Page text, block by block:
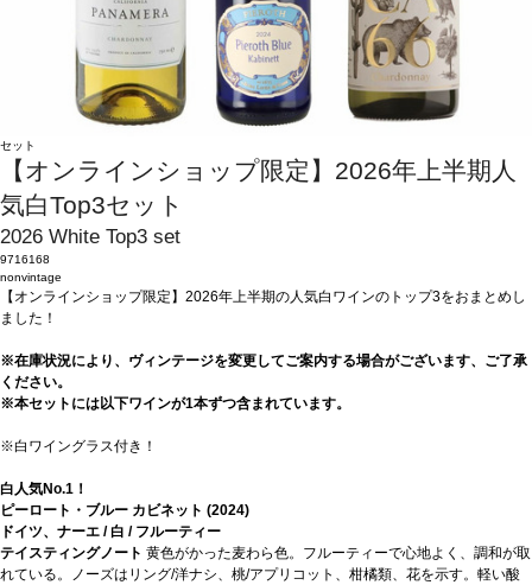
セット
【オンラインショップ限定】2026年上半期人
気白Top3セット
2026 White Top3 set
9716168
nonvintage
【オンラインショップ限定】2026年上半期の人気白ワインのトップ3をおまとめし
ました！
※在庫状況により、ヴィンテージを変更してご案内する場合がございます、ご了承
ください。
※本セットには以下ワインが1本ずつ含まれています。
※白ワイングラス付き！
白人気No.1！
ピーロート・ブルー カビネット (2024)
ドイツ、ナーエ / 白 / フルーティー
テイスティングノート 黄色がかった麦わら色。フルーティーで心地よく、調和が取
れている。ノーズはリング/洋ナシ、桃/アプリコット、柑橘類、花を示す。軽い酸